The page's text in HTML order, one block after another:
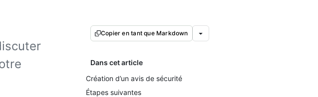
Copier en tant que Markdown
Dans cet article
Création d’un avis de sécurité
Étapes suivantes